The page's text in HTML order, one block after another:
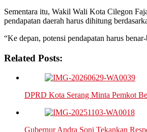
Sementara itu, Wakil Wali Kota Cilegon
pendapatan daerah harus dihitung
“Ke depan, potensi pendapatan harus
Related Posts:
DPRD Kota Serang Minta Pemkot
Gubernur Andra Soni Tekankan